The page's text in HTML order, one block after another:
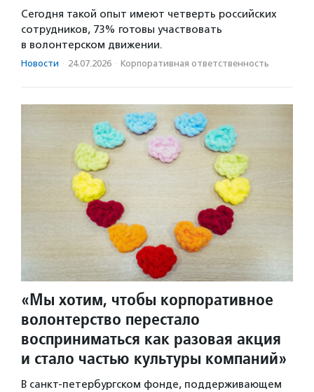
Сегодня такой опыт имеют четверть российских
сотрудников, 73% готовы участвовать
в волонтерском движении.
Новости · 24.07.2026 · Корпоративная ответственность
«Мы хотим, чтобы корпоративное
волонтерство перестало
восприниматься как разовая акция
и стало частью культуры компаний»
В санкт-петербургском фонде, поддерживающем